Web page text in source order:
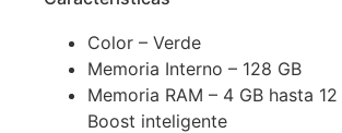
Color – Verde
Memoria Interno – 128 GB
Memoria RAM – 4 GB hasta 12
Boost inteligente